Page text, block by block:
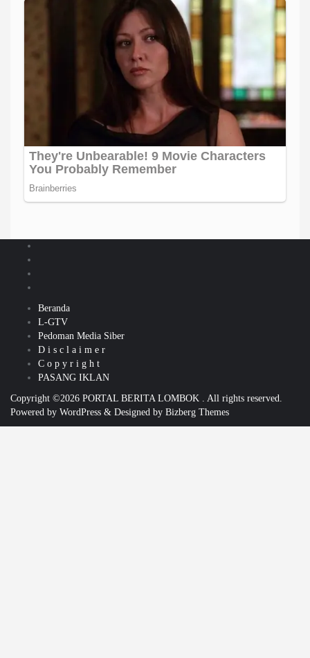
Beranda
L-GTV
Pedoman Media Siber
D i s c l a i m e r
C o p y r i g h t
PASANG IKLAN
Copyright ©2026 PORTAL BERITA LOMBOK . All rights reserved.
Powered by WordPress & Designed by Bizberg Themes